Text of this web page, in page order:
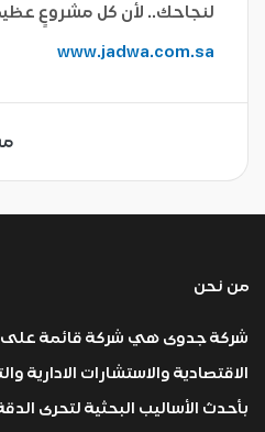
لنجاحك.. لأن كل مشروعٍ
www.jadwa.com.sa
من نحن
شركة جدوى هي شركة قائمة على
الاقتصادية والاستشارات الادارية
بأحدث الأساليب البحثية لتحرى